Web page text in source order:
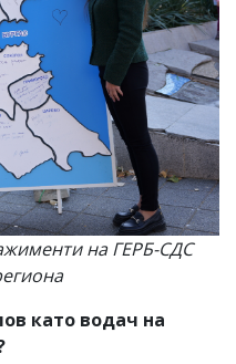
на ГЕРБ-СДС
като водач на